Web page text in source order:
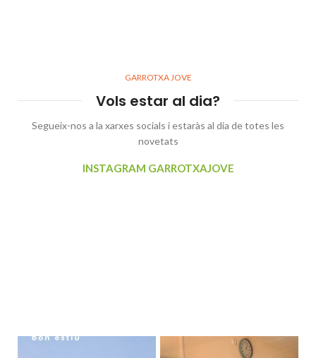
GARROTXA JOVE
Vols estar al dia?
Segueix-nos a la xarxes socials i estaràs al dia de totes les
novetats
INSTAGRAM GARROTXAJOVE